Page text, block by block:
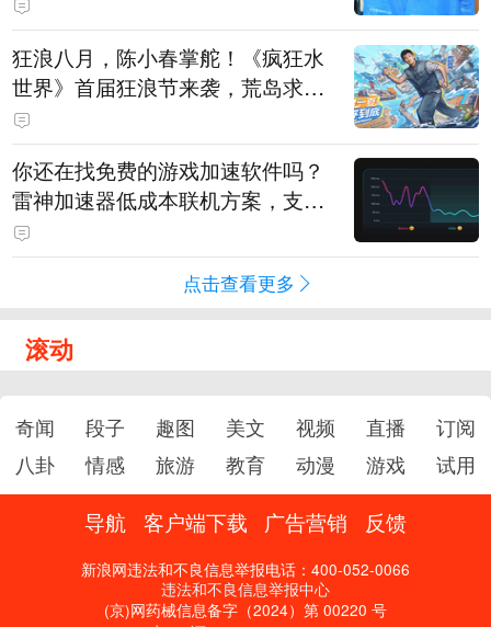
狂浪八月，陈小春掌舵！《疯狂水
世界》首届狂浪节来袭，荒岛求生
直播即将开启
你还在找免费的游戏加速软件吗？
雷神加速器低成本联机方案，支持
免费试用
点击查看更多
滚动
奇闻 段子 趣图 美文 视频 直播
订阅
八卦
情感 旅游 教育 动漫 游戏 试用
导航 客户端下载 广告营销 反馈
新浪网违法和不良信息举报电话：400-052-0066
违法和不良信息举报中心
(京)网药械信息备字（2024）第 00220 号